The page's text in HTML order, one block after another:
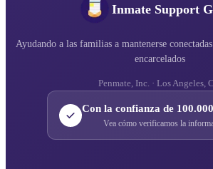
Inmate Support
Ayudando a las familias a mantenerse
encarcelados
Penmate, Inc. · Los Angeles,
Con la confianza de
Vea cómo verificamos la